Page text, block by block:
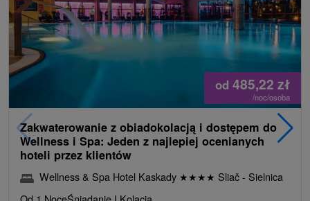
od 485,22 zł
/noc/osoba
Zakwaterowanie z obiadokolacją i dostępem do
Wellness i Spa: Jeden z najlepiej ocenianych
hoteli przez klientów
Wellness & Spa Hotel Kaskady ★★★★ Sliač - Sielnica